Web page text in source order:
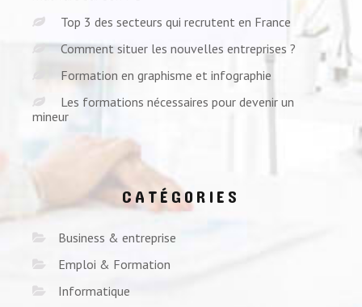
Top 3 des secteurs qui recrutent en France
Comment situer les nouvelles entreprises ?
Formation en graphisme et infographie
Les formations nécessaires pour devenir un
mineur
CATÉGORIES
Business & entreprise
Emploi & Formation
Informatique